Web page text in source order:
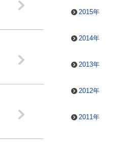
2015年
2014年
2013年
2012年
2011年